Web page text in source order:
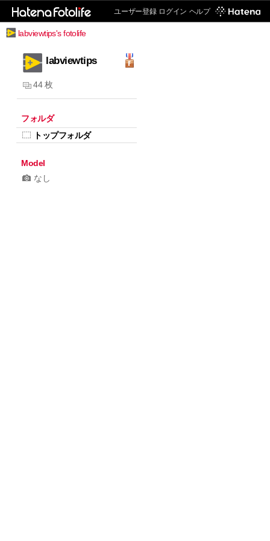
ユーザー登録 ログイン ヘルプ
labviewtips's fotolife
labviewtips
44 枚
フォルダ
トップフォルダ
Model
なし